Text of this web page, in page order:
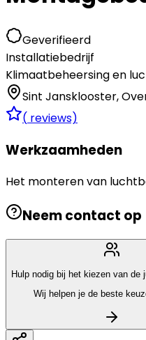
Geverifieerd
Installatiebedrijf
Klimaatbeheersing en
Sint Jansklooster,
( reviews)
Werkzaamheden
Het monteren van
Neem contact op
Hulp nodig bij het kiezen van de
Wij helpen je de beste